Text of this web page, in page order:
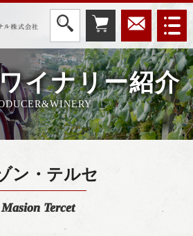
イナリー紹介
ン・テルセ
Masion Tercet